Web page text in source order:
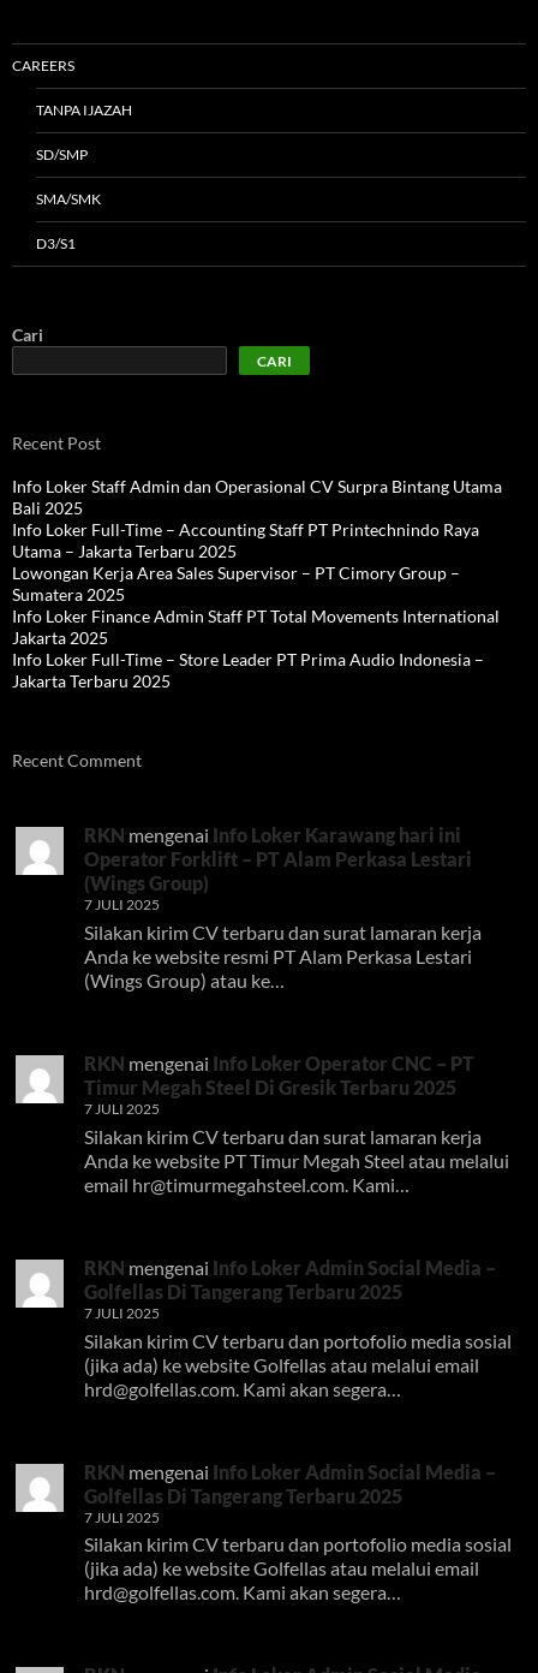
CAREERS
TANPA IJAZAH
SD/SMP
SMA/SMK
D3/S1
Cari
CARI
Recent Post
Info Loker Staff Admin dan Operasional CV Surpra Bintang Utama
Bali 2025
Info Loker Full-Time – Accounting Staff PT Printechnindo Raya
Utama – Jakarta Terbaru 2025
Lowongan Kerja Area Sales Supervisor – PT Cimory Group –
Sumatera 2025
Info Loker Finance Admin Staff PT Total Movements International
Jakarta 2025
Info Loker Full-Time – Store Leader PT Prima Audio Indonesia –
Jakarta Terbaru 2025
Recent Comment
RKN mengenai Info Loker Karawang hari ini
Operator Forklift – PT Alam Perkasa Lestari
(Wings Group)
7 JULI 2025
Silakan kirim CV terbaru dan surat lamaran kerja
Anda ke website resmi PT Alam Perkasa Lestari
(Wings Group) atau ke…
RKN mengenai Info Loker Operator CNC – PT
Timur Megah Steel Di Gresik Terbaru 2025
7 JULI 2025
Silakan kirim CV terbaru dan surat lamaran kerja
Anda ke website PT Timur Megah Steel atau melalui
email hr@timurmegahsteel.com. Kami…
RKN mengenai Info Loker Admin Social Media –
Golfellas Di Tangerang Terbaru 2025
7 JULI 2025
Silakan kirim CV terbaru dan portofolio media sosial
(jika ada) ke website Golfellas atau melalui email
hrd@golfellas.com . Kami akan segera…
RKN mengenai Info Loker Admin Social Media –
Golfellas Di Tangerang Terbaru 2025
7 JULI 2025
Silakan kirim CV terbaru dan portofolio media sosial
(jika ada) ke website Golfellas atau melalui email
hrd@golfellas.com. Kami akan segera…